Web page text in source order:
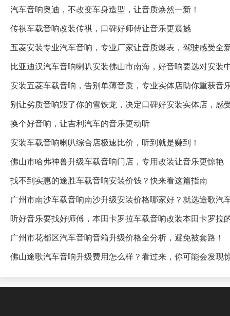
汽车音响奥迪，不改变车身造型，让音质焕然一新！
传祺车载音响改装传祺，口碑好师傅让音乐更震撼
五菱安装专业汽车音响，专业厂家让音质爆表，驾驶感受全
比亚迪汉汽车音响喇叭安装佛山市南海，好音响要选对安装
安装五菱车载音响，告别单薄音质，专业实体店助你重获音
别让劣质音响毁了你的雪铁龙，决定口碑好安装实体店，感
换个好音响，让吉利汽车的音乐更动听
安装车载音响喇叭综合店极速比价，听到就是赚到！
佛山市哈弗神兽升级车载音响门店，专用改装让音乐更惊艳
找不到实惠的途胜车载音响安装价钱？快来看这篇指南
广州市南沙车载音响南沙升级安装价格哪家好？就选途歌汽
听好音乐要找好师傅，本田卡罗拉车载音响改装本田卡罗拉
广州市花都区汽车音响音箱升级价格全分析，避免被套路！
佛山途歌汽车音响升级费用怎么样？看过来，你可能会发现